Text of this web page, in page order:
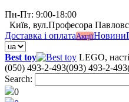
Пн-Пт: 9:00-18:00
Київ, вул.Професора
Доставка і оплатаАкціїНовини
Best toy
LEGO,
(050) 493-2-493(093) 493-2-493
Search:
0